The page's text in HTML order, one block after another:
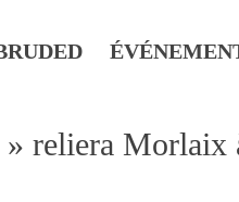
reliera Morlaix